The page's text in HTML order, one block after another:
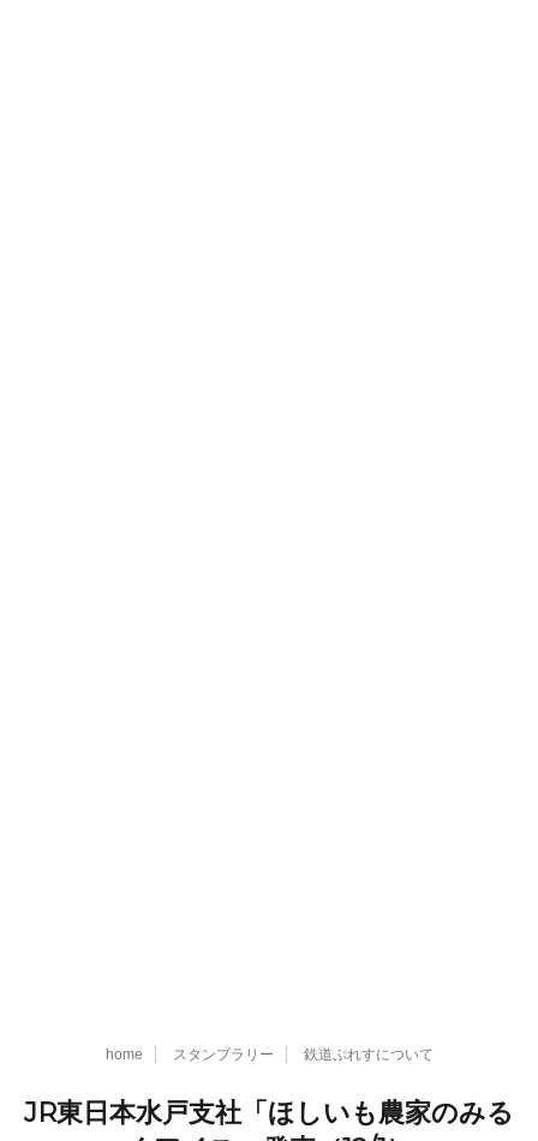
home スタンプラリー 鉄道ぷれすについて
JR東日本水戸支社「ほしいも農家のみる